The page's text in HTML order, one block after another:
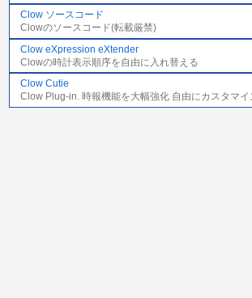
Clow ソースコード
Clowのソースコード(転載厳禁)
Clow eXpression eXtender
Clowの時計表示順序を自由に入れ替える
Clow Cutie
Clow Plug-in. 時報機能を大幅強化 自由にカスタマイ